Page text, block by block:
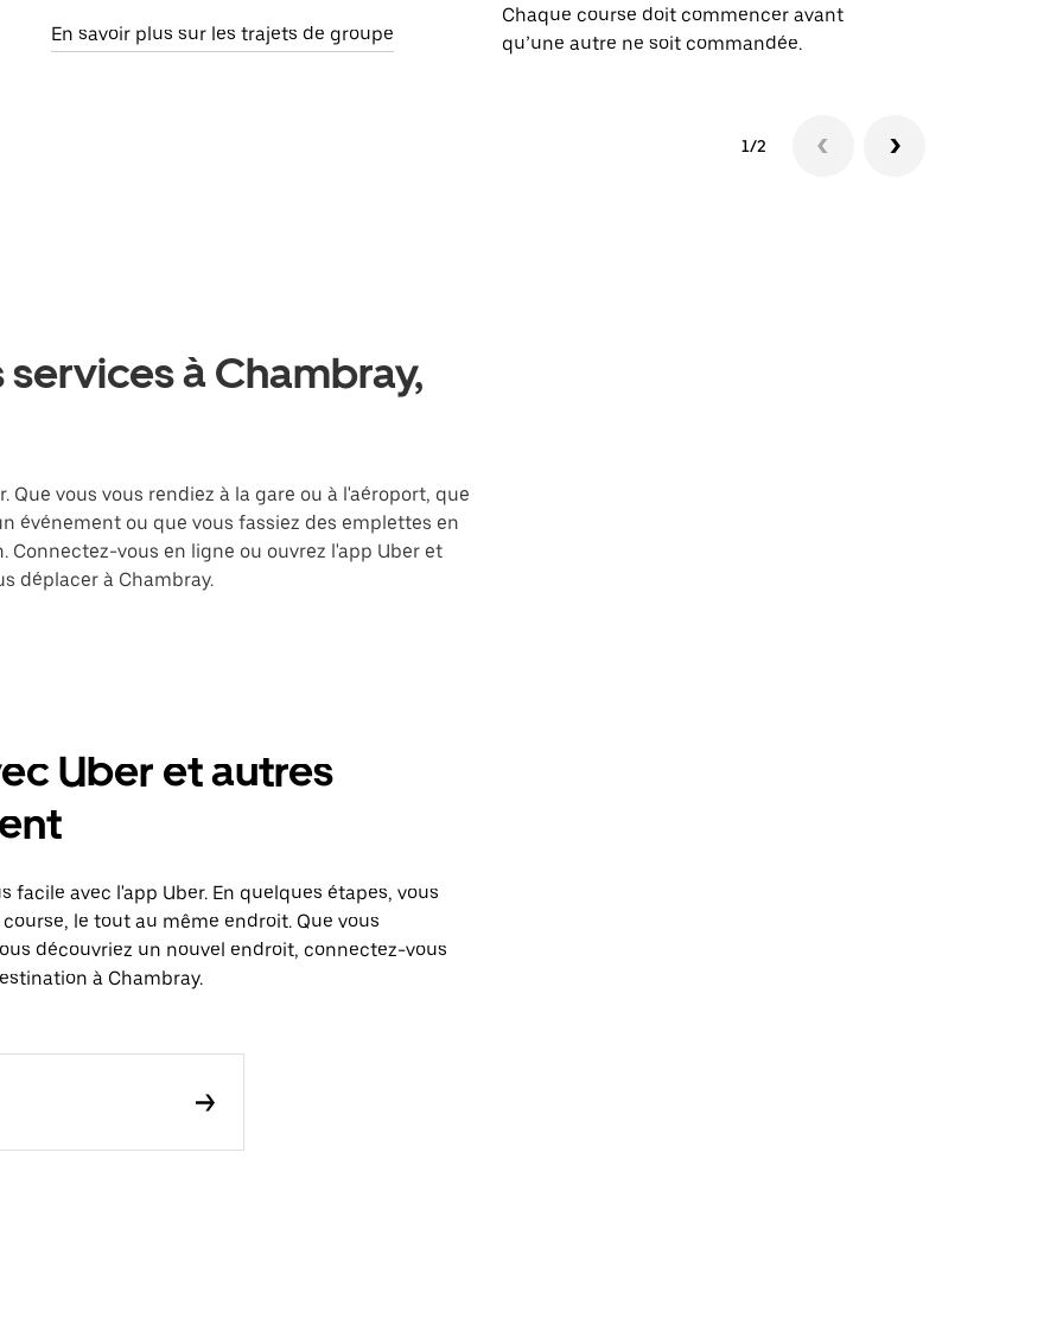
En savoir plus sur les trajets de groupe
Chaque course doit commencer avant
qu’une autre ne soit commandée.
1/2
à Chambray,
vous vous rendiez à la gare ou à l'aéroport, que
événement ou que vous fassiez des emplettes en
Connectez-vous en ligne ou ouvrez l'app Uber et
déplacer à Chambray.
Uber et autres
avec l'app Uber. En quelques étapes, vous
le tout au même endroit. Que vous
découvriez un nouvel endroit, connectez-vous
à Chambray.